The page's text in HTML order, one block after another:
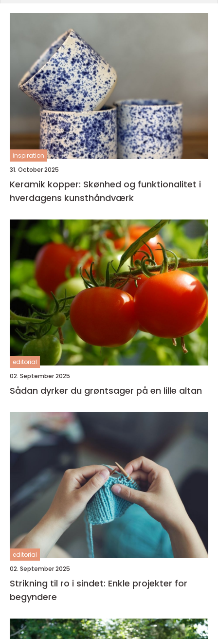
inspiration
31. October 2025
Keramik kopper: Skønhed og funktionalitet i
hverdagens kunsthåndværk
editorial
02. September 2025
Sådan dyrker du grøntsager på en lille altan
editorial
02. September 2025
Strikning til ro i sindet: Enkle projekter for
begyndere